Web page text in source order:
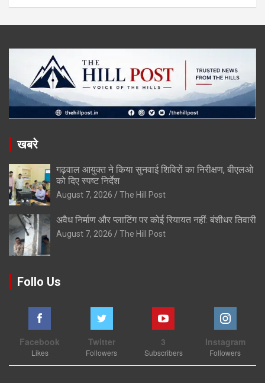
खबरे
गढ़वाल आयुक्त ने किया सुनवाई शिविरों का निरीक्षण, बीएलओ
को दिए स्पष्ट निर्देश
August 7, 2026 The Hill Post
अवैध निर्माण और प्लाटिंग पर कोई रियायत नहीं: बंशीधर तिवारी
August 7, 2026 The Hill Post
Follo Us
Facebook
Likes
Twitter
Followers
3
Subscribers
Instagram
Followers